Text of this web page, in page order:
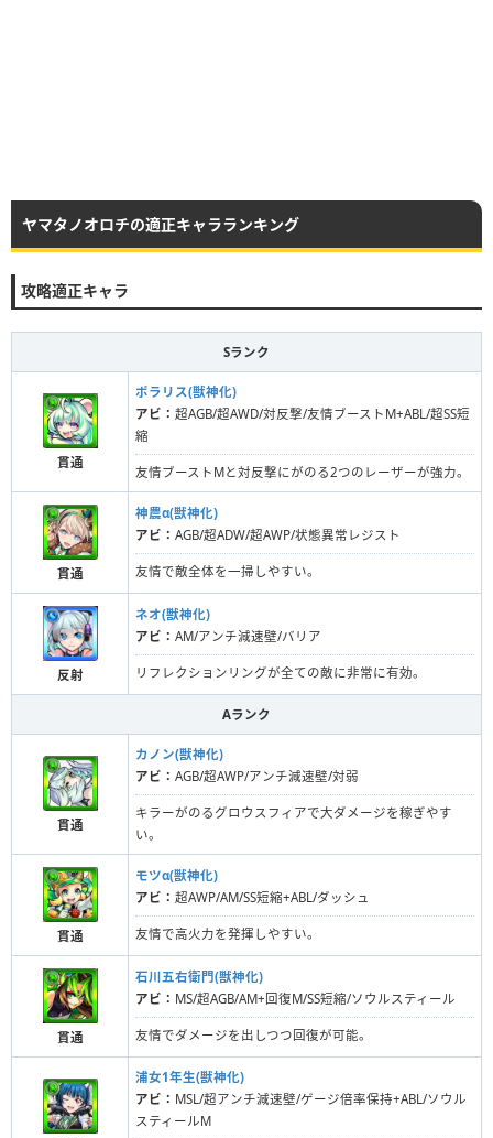
ヤマタノオロチの適正キャラランキング
攻略適正キャラ
Sランク
貫通
ポラリス(獣神化)
アビ： 超AGB/超AWD/対反撃/友情ブーストM+ABL/超SS短
縮
友情ブーストMと対反撃にがのる2つのレーザーが強力。
貫通
神農α(獣神化)
アビ： AGB/超ADW/超AWP/状態異常レジスト
友情で敵全体を一掃しやすい。
反射
ネオ(獣神化)
アビ： AM/アンチ減速壁/バリア
リフレクションリングが全ての敵に非常に有効。
Aランク
貫通
カノン(獣神化)
アビ： AGB/超AWP/アンチ減速壁/対弱
キラーがのるグロウスフィアで大ダメージを稼ぎやす
い。
貫通
モツα(獣神化)
アビ： 超AWP/AM/SS短縮+ABL/ダッシュ
友情で高火力を発揮しやすい。
貫通
石川五右衛門(獣神化)
アビ： MS/超AGB/AM+回復M/SS短縮/ソウルスティール
友情でダメージを出しつつ回復が可能。
浦女1年生(獣神化)
アビ： MSL/超アンチ減速壁/ゲージ倍率保持+ABL/ソウル
スティールM